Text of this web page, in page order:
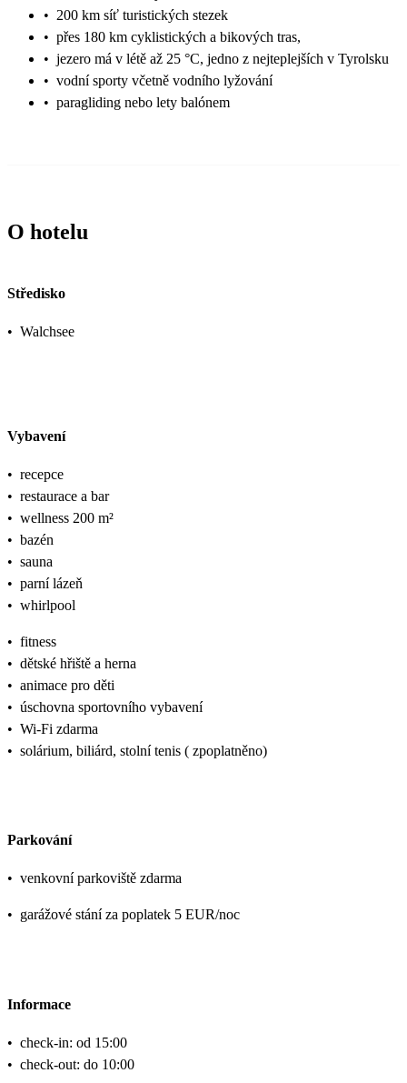
• 200 km síť turistických stezek
• přes 180 km cyklistických a bikových tras,
• jezero má v létě až 25 °C, jedno z nejteplejších v Tyrolsku
• vodní sporty včetně vodního lyžování
• paragliding nebo lety balónem
O hotelu
Středisko
• Walchsee
Vybavení
• recepce
• restaurace a bar
• wellness 200 m²
• bazén
• sauna
• parní lázeň
• whirlpool
• fitness
• dětské hřiště a herna
• animace pro děti
• úschovna sportovního vybavení
• Wi‑Fi zdarma
• solárium, biliárd, stolní tenis ( zpoplatněno)
Parkování
• venkovní parkoviště zdarma
• garážové stání za poplatek 5 EUR/noc
Informace
• check‑in: od 15:00
• check‑out: do 10:00